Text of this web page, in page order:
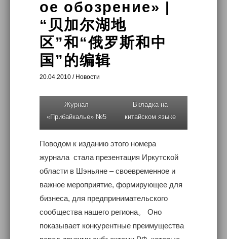
ое обозрение» |
“贝加尔湖地
区”和“俄罗斯和中
国”的编辑
20.04.2010 / Новости
Журнал
«Прибайкалье» №5
Вкладка на
китайском языке
Поводом к изданию этого номера
журнала стала презентация Иркутской
области в Шэньяне – своевременное и
важное мероприятие, формирующее для
бизнеса, для предпринимательского
сообщества нашего региона。 Оно
показывает конкурентные преимущества